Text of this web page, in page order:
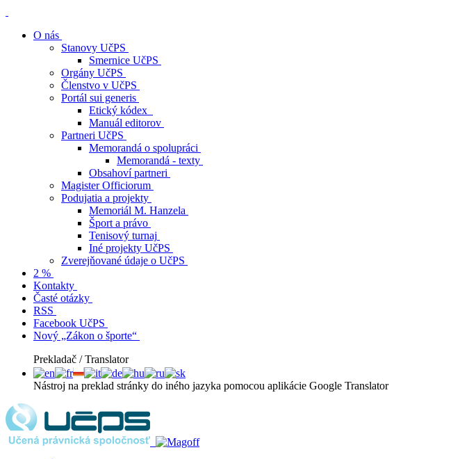
O nás
Stanovy UčPS
Smernice UčPS
Orgány UčPS
Členstvo v UčPS
Portál sui generis
Etický kódex
Manuál editorov
Partneri UčPS
Memorandá o spolupráci
Memorandá - texty
Obsahoví partneri
Magister Officiorum
Podujatia a projekty
Memoriál M. Hanzela
Šport a právo
Tenisový turnaj
Iné projekty UčPS
Zverejňované údaje o UčPS
2 %
Kontakty
Časté otázky
RSS
Facebook UčPS
Nový „Zákon o športe“
Prekladač / Translator
Nástroj na preklad stránky do iného jazyka pomocou aplikácie Google Translator